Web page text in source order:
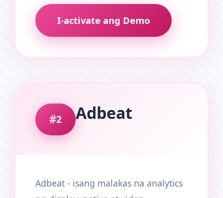
I-activate ang Demo
2 Adbeat
Adbeat - isang malakas na analytics